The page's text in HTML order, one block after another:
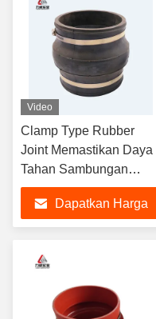
Video
Clamp Type Rubber
Joint Memastikan Daya
Tahan Sambungan
Tanpa Sambungan Dan
Absorpsi Getaran Dalam
Sistem Transfer Cairan
Dapatkan Harga